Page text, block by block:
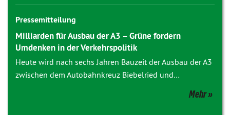
Pressemitteilung
Milliarden für Ausbau der A3 – Grüne fordern
Umdenken in der Verkehrspolitik
Heute wird nach sechs Jahren Bauzeit der Ausbau der A3
zwischen dem Autobahnkreuz Biebelried und…
Mehr